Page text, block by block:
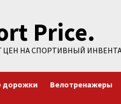
Price.
ЦЕН НА СПОРТИВНЫЙ
дорожки Велотренажеры